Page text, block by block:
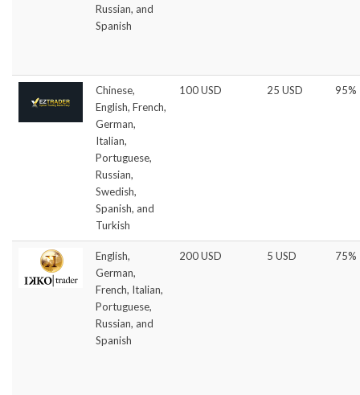
Russian, and
Spanish
Chinese,
English, French,
German,
Italian,
Portuguese,
Russian,
Swedish,
Spanish, and
Turkish
100 USD 25 USD 95%
English,
German,
French, Italian,
Portuguese,
Russian, and
Spanish
200 USD 5 USD 75%